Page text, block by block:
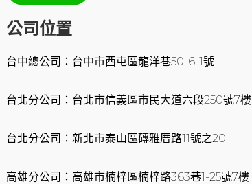
公司位置
台中總公司：台中市西屯區龍洋巷50-6-1號
台北分公司：台北市信義區市民大道六段250號7樓
台北分公司：新北市泰山區磚雅厝路11號之20
高雄分公司：高雄市楠梓區楠梓路363巷1-25號7樓